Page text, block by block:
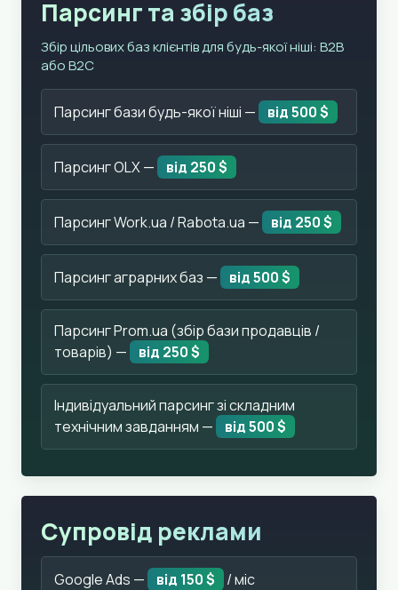
Парсинг та збір баз
Збір цільових баз клієнтів для будь-якої ніші: B2B
або B2C
Парсинг бази будь-якої ніші — від 500 $
Парсинг OLX — від 250 $
Парсинг Work.ua / Rabota.ua — від 250 $
Парсинг аграрних баз — від 500 $
Парсинг Prom.ua (збір бази продавців /
товарів) —
від 250 $
Індивідуальний парсинг зі складним
технічним завданням —
від 500 $
Супровід реклами
Google Ads — від 150 $ / міс